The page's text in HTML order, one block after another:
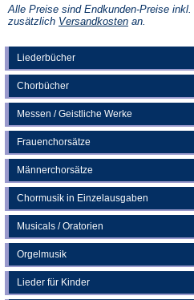
Liederbücher
Chorbücher
Messen / Geistliche Werke
Frauenchorsätze
Männerchorsätze
Chormusik in Einzelausgaben
Musicals / Oratorien
Orgelmusik
Lieder für Kinder
einem
neuen
Alle Preise sind Endkunden-Preise
zusätzlich Versandkosten(Öffnet
an.